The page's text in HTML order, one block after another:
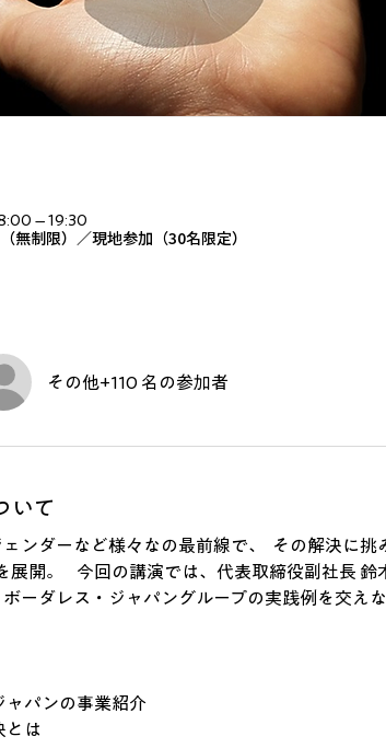
– 19:30
無制限）／現地参加（30名限定）
その他+110 名の参加者
いて
ンダーなど様々な の最前線で、
その解決に挑
開。    今回の講演では、代表取締役副社長
ーダレス・ジャパングループの実践例を交え
パンの事業紹介
とは